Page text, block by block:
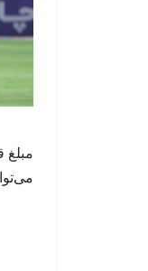
مبلغ